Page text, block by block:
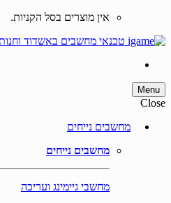
אין מוצרים בסל הקניות.
Menu
Close
מחשבים נייחים
מחשבים נייחים
מחשבי גיימינג ועריכה